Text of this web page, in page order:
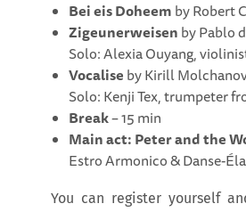
Bei eis Doheem by Robert
Zigeunerweisen by Pablo
Solo: Alexia Ouyang,
Vocalise by Kirill
Solo: Kenji Tex, trumpeter
Break– 15 min
Main act: Peter and the
Estro Armonico & Danse-
You can register yourself